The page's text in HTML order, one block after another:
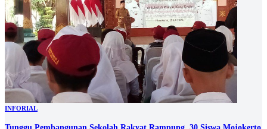
INFORIAL
Tunggu Pembangunan Sekolah Rakyat Rampung, 30 Siswa Mojokerto